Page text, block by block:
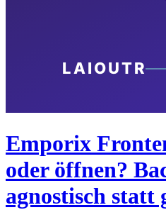
Emporix
oder öffnen?
agnostisch statt